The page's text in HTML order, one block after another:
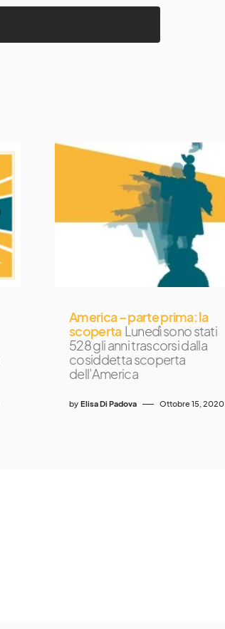
America – parte prima: la
scoperta Lunedì sono stati
528 gli anni trascorsi dalla
cosiddetta scoperta
dell’America
by Elisa Di Padova Ottobre 15, 2020